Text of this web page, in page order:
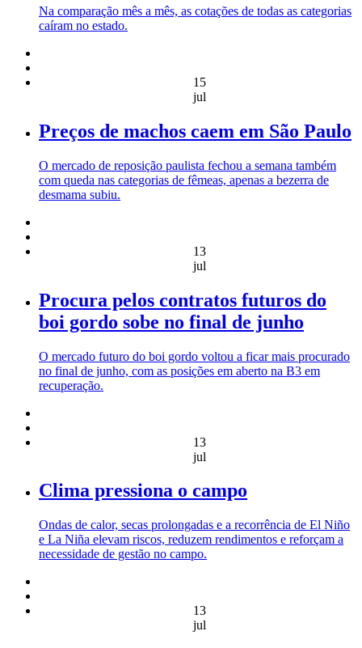
Na comparação mês a mês, as cotações de todas as categorias
caíram no estado.
15
jul
Preços de machos caem em São Paulo
O mercado de reposição paulista fechou a semana também
com queda nas categorias de fêmeas, apenas a bezerra de
desmama subiu.
13
jul
Procura pelos contratos futuros do
boi gordo sobe no final de junho
O mercado futuro do boi gordo voltou a ficar mais procurado
no final de junho, com as posições em aberto na B3 em
recuperação.
13
jul
Clima pressiona o campo
Ondas de calor, secas prolongadas e a recorrência de El Niño
e La Niña elevam riscos, reduzem rendimentos e reforçam a
necessidade de gestão no campo.
13
jul